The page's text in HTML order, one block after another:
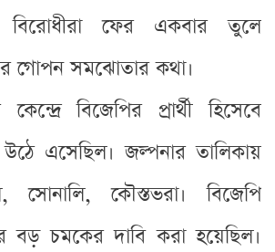
বিরোধীরা ফের একবার তুলে
গোপন সমঝোতার কথা।
বিজেপির প্রার্থী হিসেবে
এসেছিল। জল্পনার তালিকায়
সোনালি, কৌস্তভরা। বিজেপি
বড় চমকের দাবি করা হয়েছিল।